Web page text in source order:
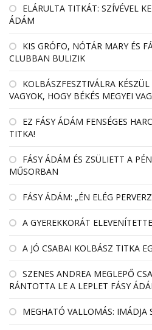
EL­ÁRULTA TIT­KÁT: SZÍ­VÉ­VEL
ÁDÁM
KIS GRÓFO, NÓTÁR MARY ÉS
CLUBBAN BULIZIK
KOLBÁSZFESZTIVÁLRA
VAGYOK, HOGY BÉKÉS MEGYEI
EZ FÁSY ÁDÁM FENSÉGES
TITKA!
FÁSY ÁDÁM ÉS ZSÜLIETT A
MŰSORBAN
FÁSY ÁDÁM: „ÉN ELÉG
A GYEREKKORÁT
A JÓ CSABAI KOLBÁSZ TITKA
SZENES ANDREA MEGLEPŐ
RÁNTOTTA LE A LEPLET FÁSY
MEGHATÓ VALLOMÁS: IMÁDJA